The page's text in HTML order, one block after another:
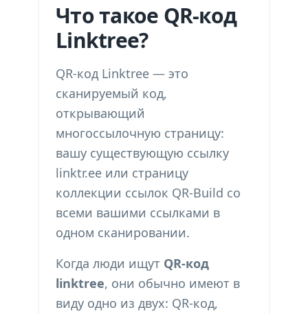
Что такое QR-код
Linktree?
QR-код Linktree — это
сканируемый код,
открывающий
многоссылочную страницу:
вашу существующую ссылку
linktr.ee или страницу
коллекции ссылок QR-Build со
всеми вашими ссылками в
одном сканировании.
Когда люди ищут QR-код
linktree, они обычно имеют в
виду одно из двух: QR-код,